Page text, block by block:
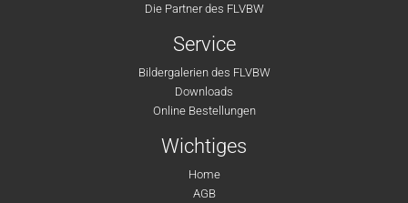
Die Partner des FLVBW
Service
Bildergalerien des FLVBW
Downloads
Online Bestellungen
Wichtiges
Home
AGB